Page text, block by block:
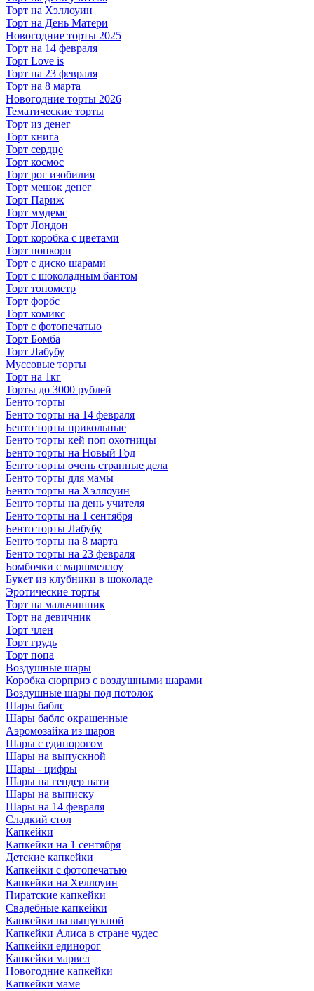
Торт на Хэллоуин
Торт на День Матери
Новогодние торты 2025
Торт на 14 февраля
Торт Love is
Торт на 23 февраля
Торт на 8 марта
Новогодние торты 2026
Тематические торты
Торт из денег
Торт книга
Торт сердце
Торт космос
Торт рог изобилия
Торт мешок денег
Торт Париж
Торт ммдемс
Торт Лондон
Торт коробка с цветами
Торт попкорн
Торт с диско шарами
Торт с шоколадным бантом
Торт тонометр
Торт форбс
Торт комикс
Торт с фотопечатью
Торт Бомба
Торт Лабубу
Муссовые торты
Торт на 1кг
Торты до 3000 рублей
Бенто торты
Бенто торты на 14 февраля
Бенто торты прикольные
Бенто торты кей поп охотницы
Бенто торты на Новый Год
Бенто торты очень странные дела
Бенто торты для мамы
Бенто торты на Хэллоуин
Бенто торты на день учителя
Бенто торты на 1 сентября
Бенто торты Лабубу
Бенто торты на 8 марта
Бенто торты на 23 февраля
Бомбочки с маршмеллоу
Букет из клубники в шоколаде
Эротические торты
Торт на мальчишник
Торт на девичник
Торт член
Торт грудь
Торт попа
Воздушные шары
Коробка сюрприз с воздушными шарами
Воздушные шары под потолок
Шары баблс
Шары баблс окрашенные
Аэромозайка из шаров
Шары с единорогом
Шары на выпускной
Шары - цифры
Шары на гендер пати
Шары на выписку
Шары на 14 февраля
Сладкий стол
Капкейки
Капкейки на 1 сентября
Детские капкейки
Капкейки с фотопечатью
Капкейки на Хеллоуин
Пиратские капкейки
Свадебные капкейки
Капкейки на выпускной
Капкейки Алиса в стране чудес
Капкейки единорог
Капкейки марвел
Новогодние капкейки
Капкейки маме